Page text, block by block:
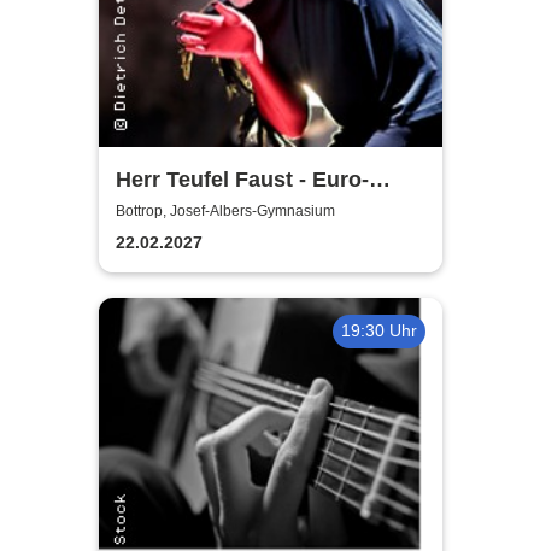
Herr Teufel Faust - Euro-
Studio Landgraf
Bottrop, Josef-Albers-Gymnasium
22.02.2027
19:30 Uhr